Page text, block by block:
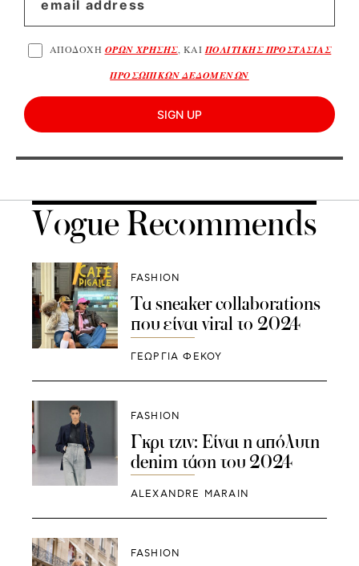
ΑΠΟΔΟΧΗ ΟΡΩΝ ΧΡΗΣΗΣ, ΚΑΙ ΠΟΛΙΤΙΚΗΣ ΠΡΟΣΤΑΣΙΑΣ
ΠΡΟΣΩΠΙΚΩΝ ΔΕΔΟΜΕΝΩΝ
SIGN UP
Vogue Recommends
FASHION
Τα sneaker collaborations
που είναι viral το 2024
ΓΕΩΡΓΙΑ ΦΕΚΟΥ
FASHION
Γκρι τζιν: Είναι η απόλυτη
denim τάση του 2024
ALEXANDRE MARAIN
FASHION